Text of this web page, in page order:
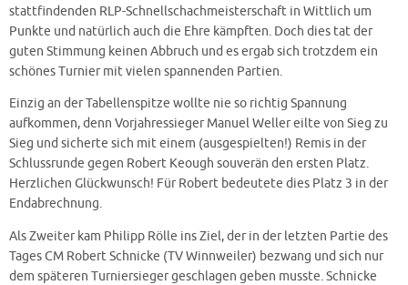
stattfindenden RLP-Schnellschachmeisterschaft in Wittlich um
Punkte und natürlich auch die Ehre kämpften. Doch dies tat der
guten Stimmung keinen Abbruch und es ergab sich trotzdem ein
schönes Turnier mit vielen spannenden Partien.
Einzig an der Tabellenspitze wollte nie so richtig Spannung
aufkommen, denn Vorjahressieger Manuel Weller eilte von Sieg zu
Sieg und sicherte sich mit einem (ausgespielten!) Remis in der
Schlussrunde gegen Robert Keough souverän den ersten Platz.
Herzlichen Glückwunsch! Für Robert bedeutete dies Platz 3 in der
Endabrechnung.
Als Zweiter kam Philipp Rölle ins Ziel, der in der letzten Partie des
Tages CM Robert Schnicke (TV Winnweiler) bezwang und sich nur
dem späteren Turniersieger geschlagen geben musste. Schnicke